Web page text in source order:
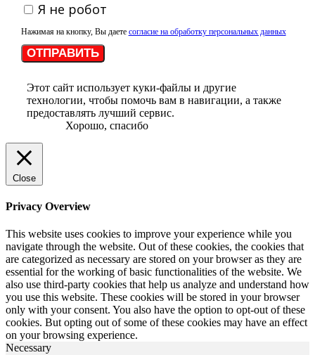
Я не робот
Нажимая на кнопку, Вы даете согласие на обработку персональных данных
ОТПРАВИТЬ
Этот сайт использует куки-файлы и другие
технологии, чтобы помочь вам в навигации, а также
предоставлять лучший сервис.
Хорошо, спасибо
Close
Privacy Overview
This website uses cookies to improve your experience while you
navigate through the website. Out of these cookies, the cookies that
are categorized as necessary are stored on your browser as they are
essential for the working of basic functionalities of the website. We
also use third-party cookies that help us analyze and understand how
you use this website. These cookies will be stored in your browser
only with your consent. You also have the option to opt-out of these
cookies. But opting out of some of these cookies may have an effect
on your browsing experience.
Necessary